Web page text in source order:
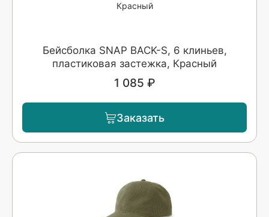
Бейсболка SNAP BACK-S, 6 клиньев,
пластиковая застежка, Красный
1 085 ₽
Заказать